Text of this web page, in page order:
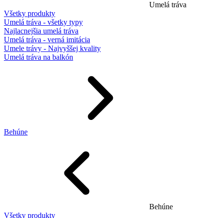
Umelá tráva
Všetky produkty
Umelá tráva - všetky typy
Najlacnejšia umelá tráva
Umelá tráva - verná imitácia
Umele trávy - Najvyššej kvality
Umelá tráva na balkón
Behúne
Behúne
Všetky produkty